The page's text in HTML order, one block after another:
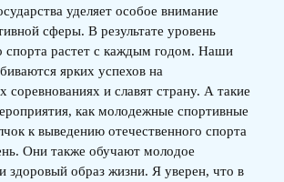
уделяет особое внимание
сферы. В результате уровень
спорта растет с каждым годом. Наши
ярких успехов на
и славят страну. А такие
как молодежные спортивные
к выведению отечественного спорта
Они также обучают молодое
здоровый образ жизни. Я уверен, что в